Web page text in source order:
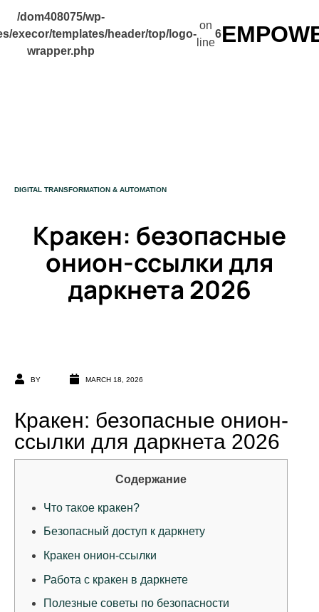
/dom408075/wp-
execor/templates/header/top/logo-
wrapper.php
on
line
6
Кракен: безопасные
онион-ссылки для
даркнета 2026
CATEGORY
DIGITAL TRANSFORMATION & AUTOMATION
BY MARCH 18, 2026
Кракен: безопасные онион-
ссылки для даркнета 2026
Содержание
Что такое кракен?
Безопасный доступ к даркнету
Кракен онион-ссылки
Работа с кракен в даркнете
Полезные советы по безопасности